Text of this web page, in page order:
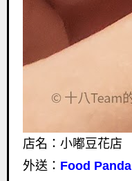
店名：小嘟豆花店
外送： Food Panda